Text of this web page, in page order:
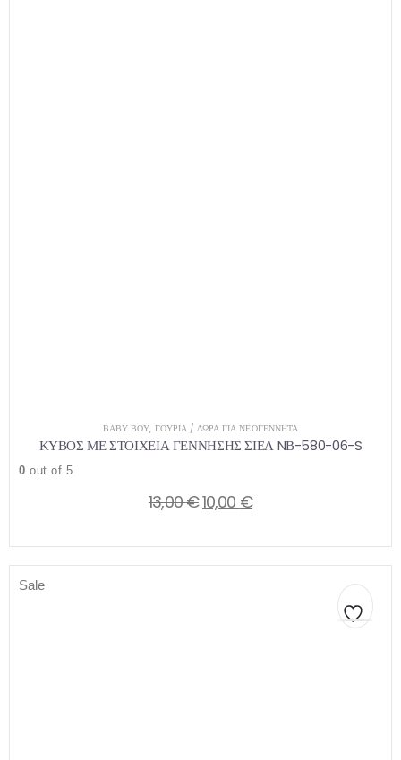
ΒΑΒΥ ΒΟΥ, ΓΟΎΡΙΑ / ΔΏΡΑ ΓΙΑ ΝΕΟΓΈΝΝΗΤΑ
ΚΥΒΟΣ ΜΕ ΣΤΟΙΧΕΙΑ ΓΕΝΝΗΣΗΣ ΣΙΕΛ NΒ-580-06-S
0 out of 5
13,00€Original
was:
10,00 €Η
τιμή
Sale